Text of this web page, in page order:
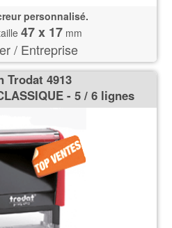
personnalisé.
47 x 17 mm
/ Entreprise
Trodat 4913
- 5 / 6 lignes